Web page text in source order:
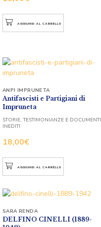
AGGIUNGI AL CARRELLO
Antifascisti e Partigiani di
Impruneta
18,00€
ANPI IMPRUNETA
STORIE, TESTIMONIANZE E DOCUMENTI
INEDITI
AGGIUNGI AL CARRELLO
DELFINO CINELLI (1889-
SARA RENDA